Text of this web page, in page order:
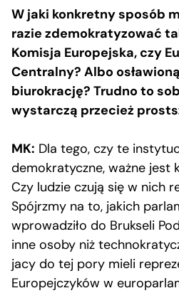
W jaki konkretny sposób
razie zdemokratyzować
Komisja Europejska, czy
Centralny? Albo
biurokrację? Trudno to
wystarczą przecież
MK: Dla tego, czy te
demokratyczne, ważne jest
Czy ludzie czują się w nich
Spójrzmy na to, jakich
wprowadziło do Brukseli
inne osoby niż
jacy do tej pory mieli
Europejczyków w